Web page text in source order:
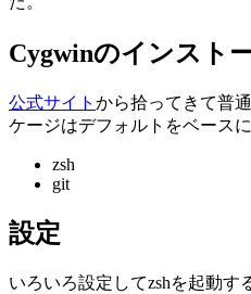
Cygwinのインスト
公式サイト から拾ってきて普
ケージはデフォルトをベース
zsh
git
設定
いろいろ設定してzshを起動す